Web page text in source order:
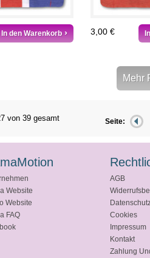
In den Warenkorb 3,00 €
Mehr
von 39 gesamt Seite:
Website
Website
FAQ
AGB
Cookies
Impressum
Kontakt
Zahlung